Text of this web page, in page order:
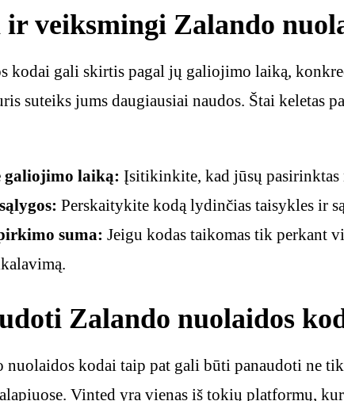
veiksmingi Zalando
kodai gali skirtis pagal jų galiojimo laiką,
suteiks jums daugiausiai naudos. Štai
laiką: Įsitikinkite, kad jūsų
Perskaitykite kodą lydinčias taisykles ir
suma: Jeigu kodas taikomas tik perkant
Zalando nuolaidos
nuolaidos kodai taip pat gali būti panaudoti ne
Vinted yra vienas iš tokių platformų,